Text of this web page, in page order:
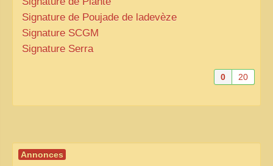
Signature de Poujade de ladevèze
Signature SCGM
Signature Serra
0 20
Annonces